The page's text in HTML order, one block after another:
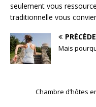
seulement vous
traditionnelle vous
Mais
Chambre d’hôtes